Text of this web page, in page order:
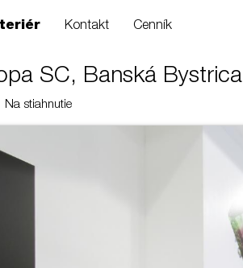
Kontakt Cenník
SC, Banská Bystrica
Na stiahnutie